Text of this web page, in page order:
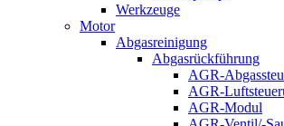
Werkzeuge
Motor
Abgasreinigung
Abgasrückführung
AGR-
AGR-
AGR-Modul